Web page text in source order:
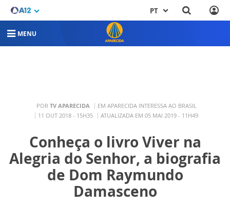
PT
MENU
POR TV APARECIDA
EM APARECIDA INTERESSA AO BRASIL
11 OUT 2018 - 15H35
ATUALIZADA EM 05 MAI 2019 - 11H49
Conheça o livro Viver na
Alegria do Senhor, a biografia
de Dom Raymundo
Damasceno